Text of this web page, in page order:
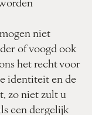
niet
of voogd ook
het recht voor
identiteit en de
zo niet zult u
een dergelijk